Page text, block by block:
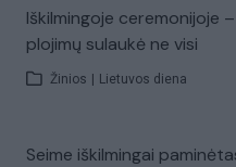
Iškilmingoje ceremonijoje
plojimų sulaukė ne visi
Žinios | Lietuvos diena
Seime iškilmingai